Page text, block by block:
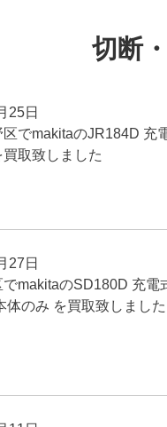
切断
25日
でmakitaのJR184D 充
取致しました
27日
makitaのSD180D 充電
体のみ を買取致しました